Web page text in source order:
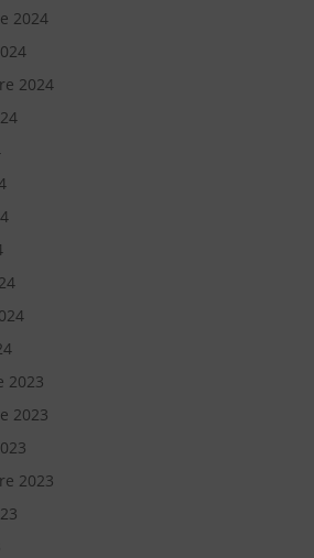
2024
2024
2023
2023
2023